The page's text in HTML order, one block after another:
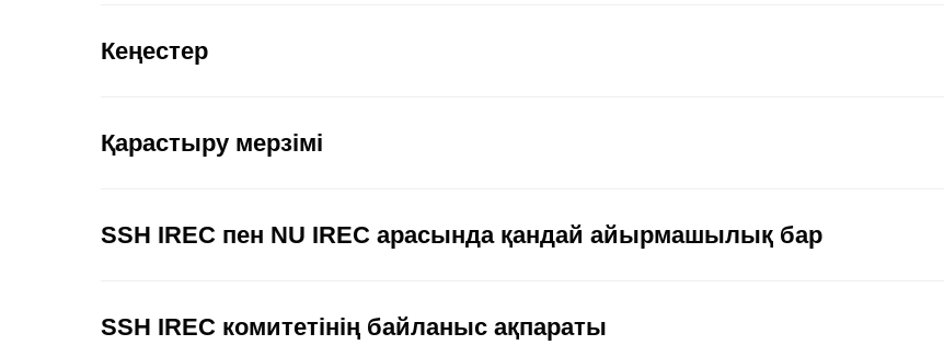
Кеңестер
Қарастыру мерзімі
SSH IREC пен NU IREC арасында қандай айырмашылық бар
SSH IREC комитетінің байланыс ақпараты